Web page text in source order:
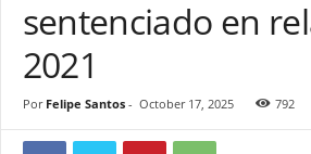
ó
sentenciado en
2021
Por Felipe Santos- October 17, 2025 792